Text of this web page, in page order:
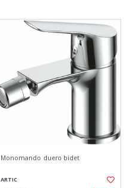
Monomando duero bidet
ARTIC